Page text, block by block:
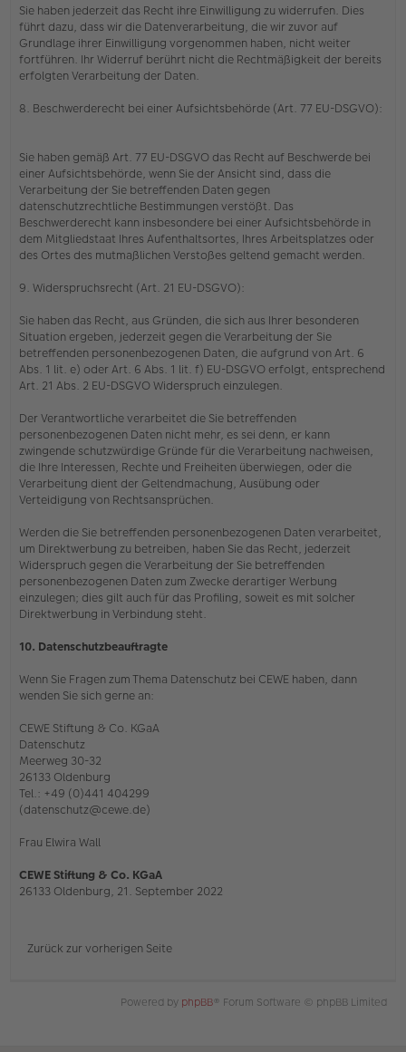
Sie haben jederzeit das Recht ihre Einwilligung zu widerrufen. Dies
führt dazu, dass wir die Datenverarbeitung, die wir zuvor auf
Grundlage ihrer Einwilligung vorgenommen haben, nicht weiter
fortführen. Ihr Widerruf berührt nicht die Rechtmäßigkeit der bereits
erfolgten Verarbeitung der Daten.
8. Beschwerderecht bei einer Aufsichtsbehörde (Art. 77 EU-DSGVO):
Sie haben gemäß Art. 77 EU-DSGVO das Recht auf Beschwerde bei
einer Aufsichtsbehörde, wenn Sie der Ansicht sind, dass die
Verarbeitung der Sie betreffenden Daten gegen
datenschutzrechtliche Bestimmungen verstößt. Das
Beschwerderecht kann insbesondere bei einer Aufsichtsbehörde in
dem Mitgliedstaat Ihres Aufenthaltsortes, Ihres Arbeitsplatzes oder
des Ortes des mutmaßlichen Verstoßes geltend gemacht werden.
9. Widerspruchsrecht (Art. 21 EU-DSGVO):
Sie haben das Recht, aus Gründen, die sich aus Ihrer besonderen
Situation ergeben, jederzeit gegen die Verarbeitung der Sie
betreffenden personenbezogenen Daten, die aufgrund von Art. 6
Abs. 1 lit. e) oder Art. 6 Abs. 1 lit. f) EU-DSGVO erfolgt, entsprechend
Art. 21 Abs. 2 EU-DSGVO Widerspruch einzulegen.
Der Verantwortliche verarbeitet die Sie betreffenden
personenbezogenen Daten nicht mehr, es sei denn, er kann
zwingende schutzwürdige Gründe für die Verarbeitung nachweisen,
die Ihre Interessen, Rechte und Freiheiten überwiegen, oder die
Verarbeitung dient der Geltendmachung, Ausübung oder
Verteidigung von Rechtsansprüchen.
Werden die Sie betreffenden personenbezogenen Daten verarbeitet,
um Direktwerbung zu betreiben, haben Sie das Recht, jederzeit
Widerspruch gegen die Verarbeitung der Sie betreffenden
personenbezogenen Daten zum Zwecke derartiger Werbung
einzulegen; dies gilt auch für das Profiling, soweit es mit solcher
Direktwerbung in Verbindung steht.
10. Datenschutzbeauftragte
Wenn Sie Fragen zum Thema Datenschutz bei CEWE haben, dann
wenden Sie sich gerne an:
CEWE Stiftung & Co. KGaA
Datenschutz
Meerweg 30-32
26133 Oldenburg
Tel.: +49 (0)441 404299
(datenschutz@cewe.de)
Frau Elwira Wall
CEWE Stiftung & Co. KGaA
26133 Oldenburg, 21. September 2022
Zurück zur vorherigen Seite
Powered by phpBB® Forum Software © phpBB Limited